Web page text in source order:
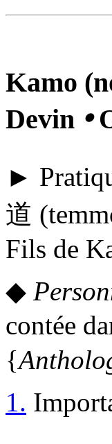
Kamo
Devin 🞄
►
道 (
Fils de
◆
contée
{
1.